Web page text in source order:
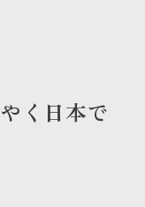
く日本で